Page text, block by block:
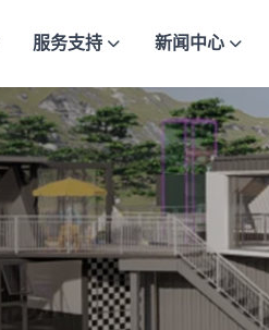
服务支持 新闻中心